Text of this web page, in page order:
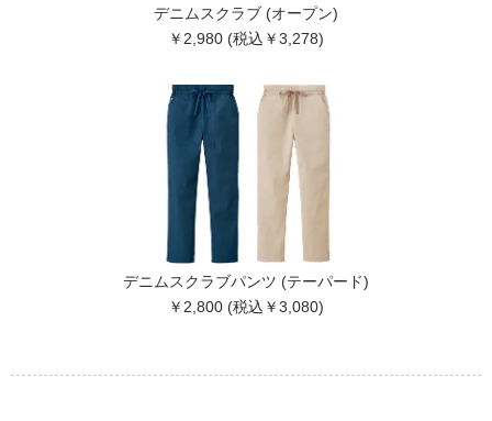
デニムスクラブ (オープン)
￥2,980 (税込￥3,278)
デニムスクラブパンツ (テーパード)
￥2,800 (税込￥3,080)